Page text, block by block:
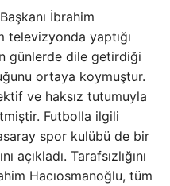
İbrahim
televizyonda yaptığı
günlerde dile getirdiği
ortaya koymuştur.
ve haksız tutumuyla
Futbolla ilgili
spor kulübü de bir
açıkladı. Tarafsızlığını
Hacıosmanoğlu, tüm